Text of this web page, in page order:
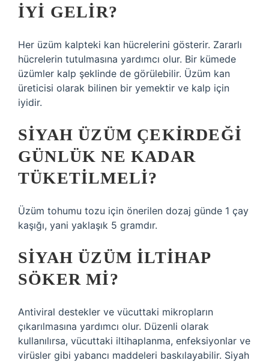
IYI GELIR?
Her üzüm kalpteki kan hücrelerini gösterir. Zararlı
hücrelerin tutulmasına yardımcı olur. Bir kümede
üzümler kalp şeklinde de görülebilir. Üzüm kan
üreticisi olarak bilinen bir yemektir ve kalp için
iyidir.
SIYAH ÜZÜM ÇEKIRDEĞI
GÜNLÜK NE KADAR
TÜKETILMELI?
Üzüm tohumu tozu için önerilen dozaj günde 1 çay
kaşığı, yani yaklaşık 5 gramdır.
SIYAH ÜZÜM ILTIHAP
SÖKER MI?
Antiviral destekler ve vücuttaki mikropların
çıkarılmasına yardımcı olur. Düzenli olarak
kullanılırsa, vücuttaki iltihaplanma, enfeksiyonlar ve
virüsler gibi yabancı maddeleri baskılayabilir. Siyah